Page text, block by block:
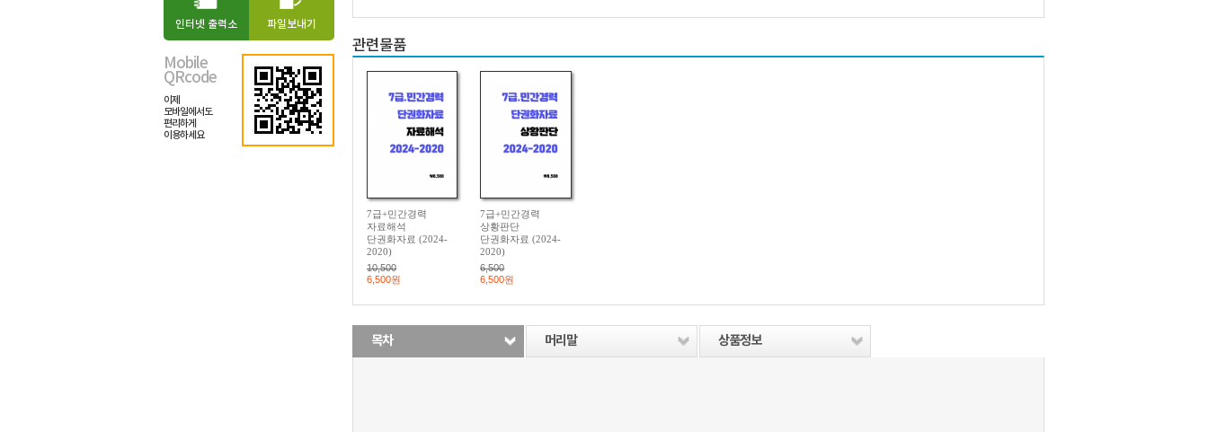
인터넷 출력소 파일보내기
Mobile
QRcode
이제
모바일에서도
편리하게
이용하세요
관련물품
7급+민간경력
자료해석
단권화자료 (2024-
2020)
10,500
6,500원
7급+민간경력
상황판단
단권화자료 (2024-
2020)
6,500
6,500원
목차 머리말 상품정보